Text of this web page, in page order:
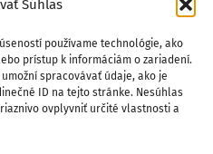
Súhlas
používame technológie, ako
prístup k informáciám o zariadení.
spracovávať údaje, ako je
ID na tejto stránke. Nesúhlas
ovplyvniť určité vlastnosti a